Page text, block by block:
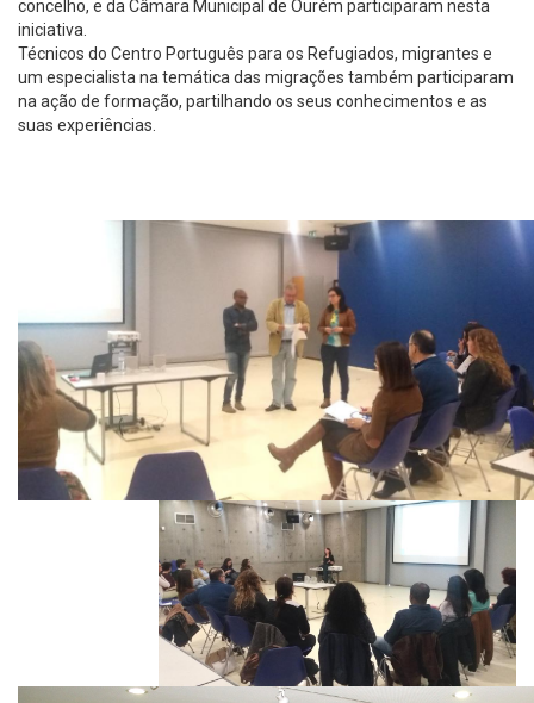
concelho, e da Câmara Municipal de Ourém participaram nesta
iniciativa.
Técnicos do Centro Português para os Refugiados, migrantes e
um especialista na temática das migrações também participaram
na ação de formação, partilhando os seus conhecimentos e as
suas experiências.